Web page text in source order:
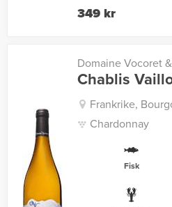
349 kr
Domaine Vocoret
Chablis
Frankrike,
Chardonnay
Fisk